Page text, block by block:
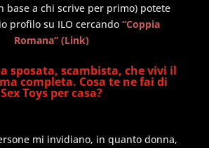
base a chi scrive per primo) potete
profilo su ILO cercando “Coppia
Romana” (Link)
sposata, scambista, che vivi il
completa. Cosa te ne fai di
Sex Toys per casa?
mi invidiano, in quanto donna,